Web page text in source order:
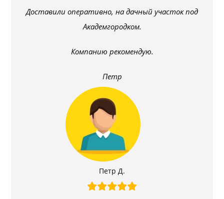
Доставили оперативно, на дачный участок под
Академгородком.
Компанию рекомендую.
Петр
Петр Д.